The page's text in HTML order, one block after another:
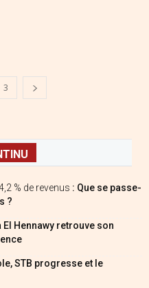
3
% de revenus : Que se passe-
?
El Hennawy retrouve son
STB progresse et le